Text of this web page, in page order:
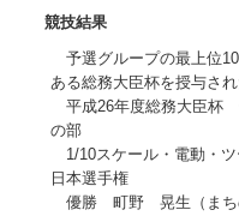
競技結果
予選グループの最上位
ある総務大臣杯を授与さ
平成26年度総務大臣杯
の部
1/10スケール・電動・
日本選手権
優勝 町野 晃生（まち